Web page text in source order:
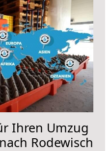
Ihren Umzug
Rodewisch